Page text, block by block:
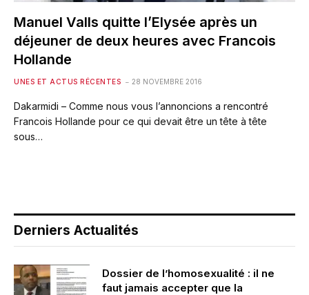
Manuel Valls quitte l’Elysée après un
déjeuner de deux heures avec Francois
Hollande
UNES ET ACTUS RÉCENTES 28 NOVEMBRE 2016
Dakarmidi – Comme nous vous l’annoncions a rencontré
Francois Hollande pour ce qui devait être un tête à tête
sous…
Derniers Actualités
Dossier de l’homosexualité : il ne
faut jamais accepter que la